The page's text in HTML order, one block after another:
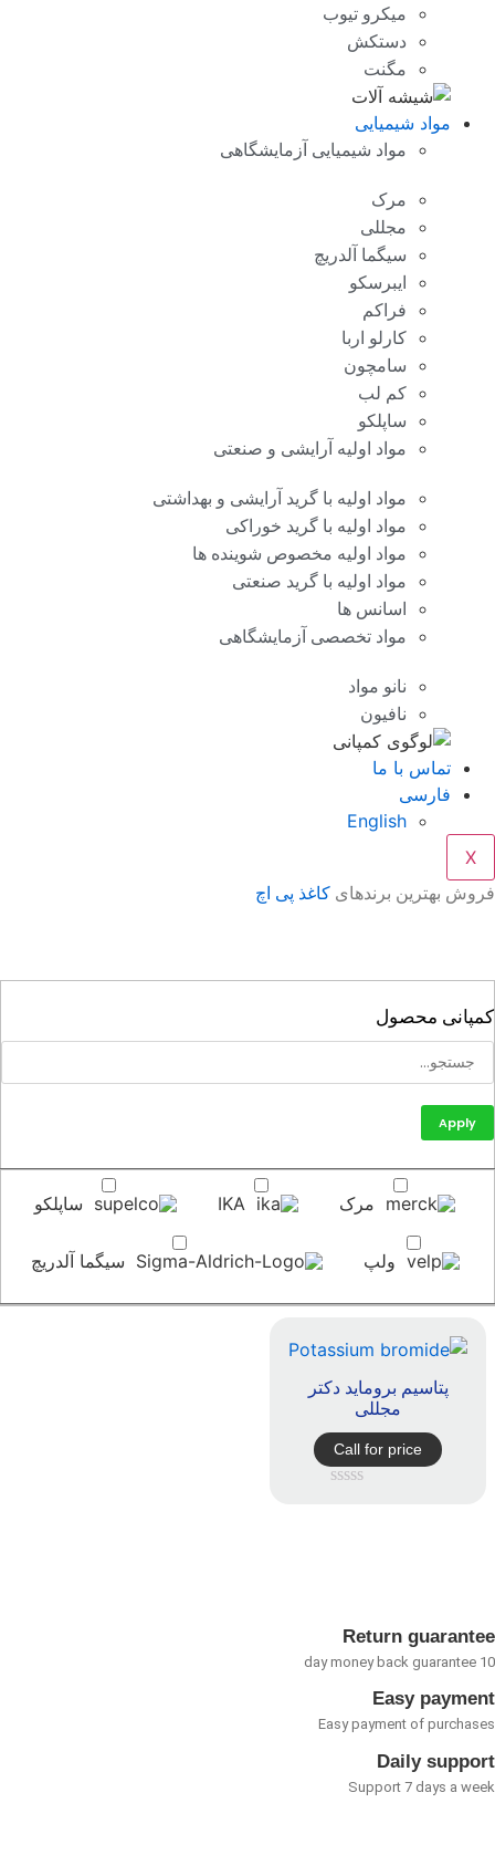
میکرو تیوب
دستکش
مگنت
مواد شیمیایی
مواد شیمیایی آزمایشگاهی
مرک
مجللی
سیگما آلدریچ
ایبرسکو
فراکم
کارلو اربا
سامچون
کم لب
ساپلکو
مواد اولیه آرایشی و صنعتی
مواد اولیه با گرید آرایشی و بهداشتی
مواد اولیه با گرید خوراکی
مواد اولیه مخصوص شوینده ها
مواد اولیه با گرید صنعتی
اسانس ها
مواد تخصصی آزمایشگاهی
نانو مواد
نافیون
تماس با ما
فارسی
English
بهترین برندهایکاغذ پی اچ
محصول
Apply
مرک IKA ساپلکو
ولپ سیگما آلدریچ
پتاسیم بروماید دکتر
مجللی
Call for price
Return
Easy
Easy payment of
Daily
Support 7 days a